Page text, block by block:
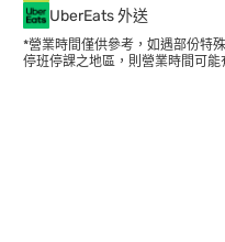
UberEats 外送
*營業時間僅供參考，如遇部份特
停班停課之地區，則營業時間可